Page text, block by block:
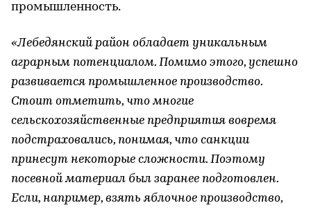
промышленность.
«Лебедянский район обладает уникальным
аграрным потенциалом. Помимо этого, успешно
развивается промышленное производство.
Стоит отметить, что многие
сельскохозяйственные предприятия вовремя
подстраховались, понимая, что санкции
принесут некоторые сложности. Поэтому
посевной материал был заранее подготовлен.
Если, например, взять яблочное производство,